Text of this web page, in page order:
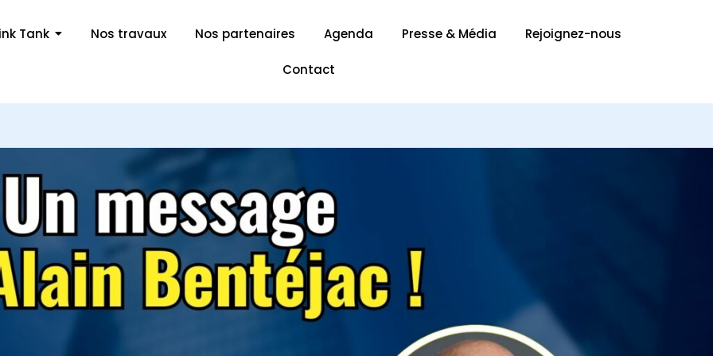
Tank Nos travaux Nos partenaires Agenda Presse & Média Rejoignez-nous
Contact